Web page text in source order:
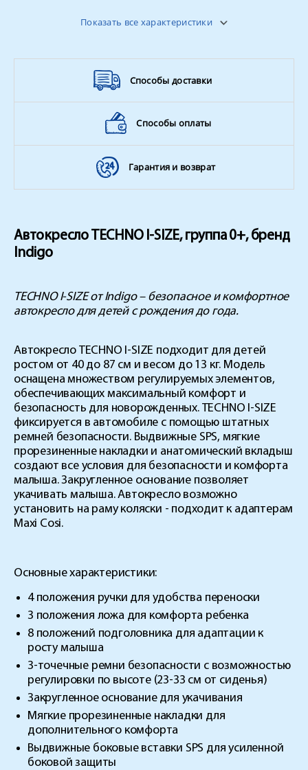
Ремень безопасности:
точечные
Показать все характеристики
Способы доставки
Способы оплаты
Гарантия и возврат
Автокресло TECHNO I-SIZE, группа 0+, бренд
Indigo
TECHNO I-SIZE от Indigo – безопасное и комфортное
автокресло для детей с рождения до года.
Автокресло TECHNO I-SIZE подходит для детей
ростом от 40 до 87 см и весом до 13 кг. Модель
оснащена множеством регулируемых элементов,
обеспечивающих максимальный комфорт и
безопасность для новорожденных. TECHNO I-SIZE
фиксируется в автомобиле с помощью штатных
ремней безопасности. Выдвижные SPS, мягкие
прорезиненные накладки и анатомический вкладыш
создают все условия для безопасности и комфорта
малыша. Закругленное основание позволяет
укачивать малыша. Автокресло возможно
установить на раму коляски - подходит к адаптерам
Maxi Cosi.
Основные характеристики:
4 положения ручки для удобства переноски
3 положения ложа для комфорта ребенка
8 положений подголовника для адаптации к
росту малыша
3-точечные ремни безопасности с возможностью
регулировки по высоте (23-33 см от сиденья)
Закругленное основание для укачивания
Мягкие прорезиненные накладки для
дополнительного комфорта
Выдвижные боковые вставки SPS для усиленной
боковой защиты